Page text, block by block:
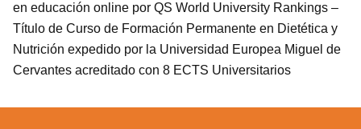
en educación online por QS World University Rankings –
Título de Curso de Formación Permanente en Dietética y
Nutrición expedido por la Universidad Europea Miguel de
Cervantes acreditado con 8 ECTS Universitarios